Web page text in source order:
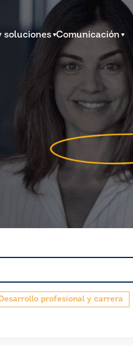
soluciones Comunicación
profesional y carrera